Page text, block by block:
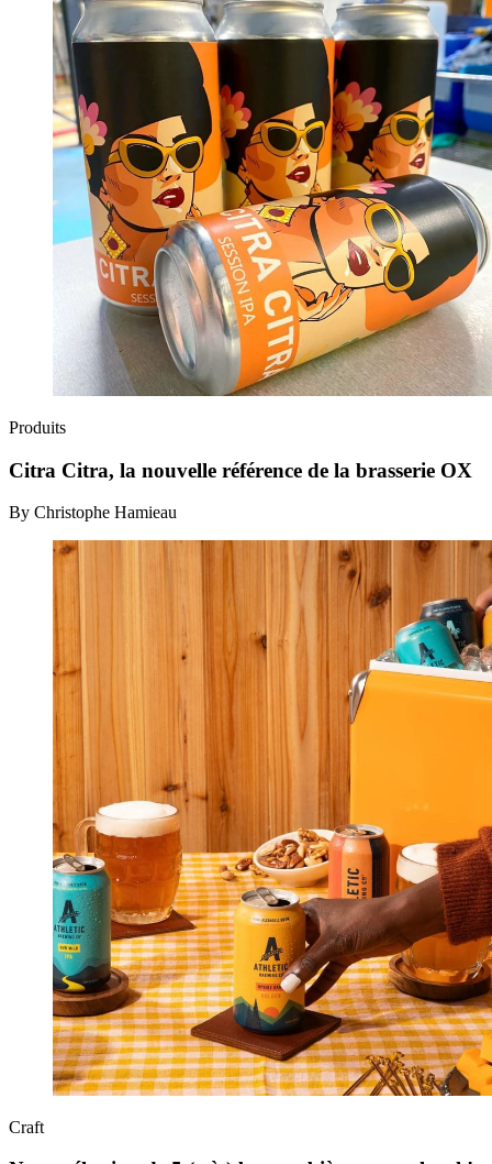
Produits
Citra Citra, la nouvelle référence de la brasserie OX
By Christophe Hamieau
Craft